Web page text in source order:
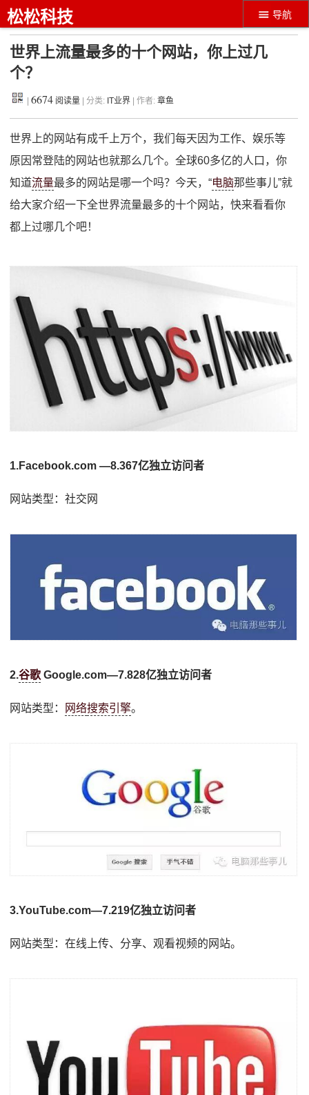
导航
松松科技
世界上流量最多的十个网站，你上过几
个？
|6674 阅读量 | 分类: IT业界 | 作者:章鱼
世界上的网站有成千上万个，我们每天因为工作、娱乐等
原因常登陆的网站也就那么几个。全球60多亿的人口，你
知道流量最多的网站是哪一个吗？今天，“电脑那些事儿”就
给大家介绍一下全世界流量最多的十个网站，快来看看你
都上过哪几个吧！
1.Facebook.com —8.367亿独立访问者
网站类型：社交网
2.谷歌 Google.com—7.828亿独立访问者
网站类型： 网络搜索引擎。
3.YouTube.com—7.219亿独立访问者
网站类型：在线上传、分享、观看视频的网站。